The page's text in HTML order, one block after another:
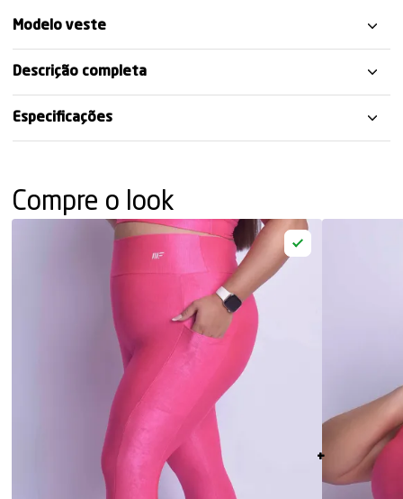
Modelo veste
Descrição completa
Especificações
Compre o look